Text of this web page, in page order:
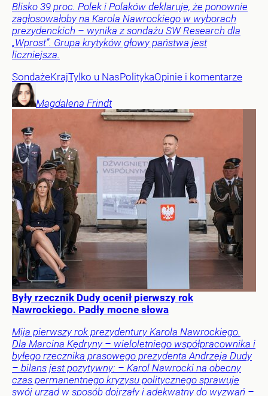
Blisko 39 proc. Polek i Polaków deklaruje, że ponownie
zagłosowałoby na Karola Nawrockiego w wyborach
prezydenckich – wynika z sondażu SW Research dla
„Wprost”. Grupa krytyków głowy państwa jest
liczniejsza.
SondażeKrajTylko u NasPolitykaOpinie i komentarze
Magdalena Frindt
Były rzecznik Dudy ocenił pierwszy rok
Nawrockiego. Padły mocne słowa
Mija pierwszy rok prezydentury Karola Nawrockiego.
Dla Marcina Kędryny – wieloletniego współpracownika i
byłego rzecznika prasowego prezydenta Andrzeja Dudy
– bilans jest pozytywny: – Karol Nawrocki na obecny
czas permanentnego kryzysu politycznego sprawuje
swój urząd w sposób dojrzały i adekwatny do wyzwań –